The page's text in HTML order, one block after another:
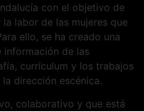
con el objetivo de
labor de las mujeres que
ello, se ha creado una
información de las
currículum y los trabajos
dirección escénica.
colaborativo y que está